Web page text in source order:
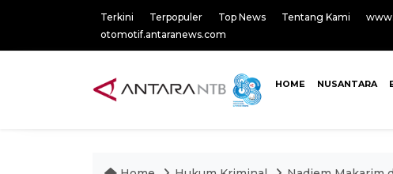
Terkini Terpopuler Top News Tentang Kami
otomotif.antaranews.com
HOME NUSANTARA